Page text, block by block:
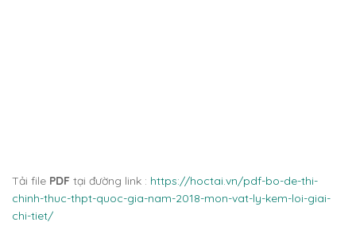
Tải file PDF tại đường link : https://hoctai.vn/pdf-bo-de-thi-
chinh-thuc-thpt-quoc-gia-nam-2018-mon-vat-ly-kem-loi-giai-
chi-tiet/